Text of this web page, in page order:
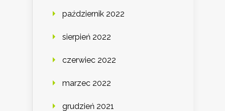
październik 2022
sierpień 2022
czerwiec 2022
marzec 2022
grudzień 2021